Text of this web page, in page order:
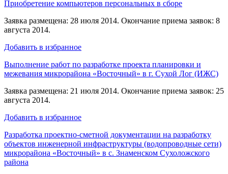
Приобретение компьютеров персональных в сборе
Заявка размещена: 28 июля 2014. Окончание приема заявок: 8
августа 2014.
Добавить в избранное
Выполнение работ по разработке проекта планировки и
межевания микрорайона «Восточный» в г. Сухой Лог (ИЖС)
Заявка размещена: 21 июля 2014. Окончание приема заявок: 25
августа 2014.
Добавить в избранное
Разработка проектно-сметной документации на разработку
объектов инженерной инфраструктуры (водопроводные сети)
микрорайона «Восточный» в с. Знаменском Сухоложского
района